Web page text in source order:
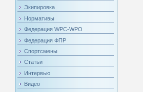
Экипировка
Нормативы
Федерация WPC-WPO
Федерация ФПР
Спортсмены
Статьи
Интервью
Видео